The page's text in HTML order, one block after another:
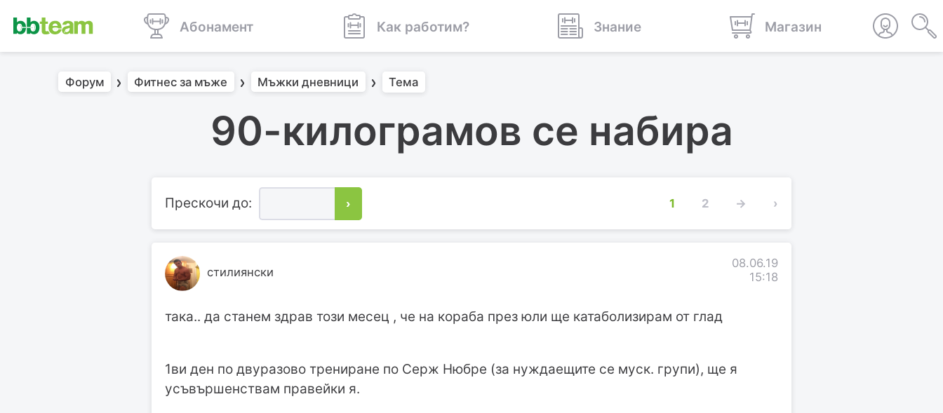
Абонамент Как работим? Знание Магазин
Форум Фитнес за мъже Мъжки дневници Тема
90-килограмов се набира
Прескочи до: › 1 2 → ›
стилиянски
08.06.19
15:18
така.. да станем здрав този месец , че на кораба през юли ще катаболизирам от глад
1ви ден по двуразово трениране по Серж Нюбре (за нуждаещите се муск. групи), ще я
усъвършенствам правейки я.